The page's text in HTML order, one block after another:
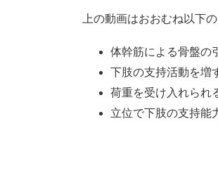
上の動画はおおむね以下
体幹筋による骨盤の
下肢の支持活動を増
荷重を受け入れられ
立位で下肢の支持能